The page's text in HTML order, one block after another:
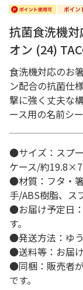
抗菌食洗機
オン (24)
食洗機対応のお
ン配合の抗菌仕
撃に強く丈夫な
ース用の名前シー
●サイズ：スプ
ケース/約
●材質：フタ・
手/ABS樹脂、ス
●お届け予定日
す。
●発送方法：ゆ
●送料等：お届
●同梱：販売者が
です。